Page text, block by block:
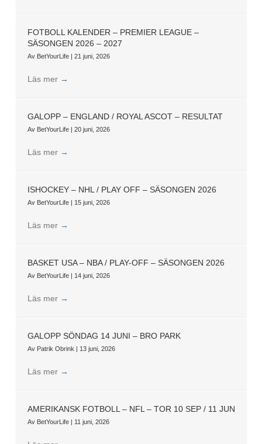
FOTBOLL KALENDER – PREMIER LEAGUE –
SÄSONGEN 2026 – 2027
Av BetYourLife | 21 juni, 2026
Läs mer →
GALOPP – ENGLAND / ROYAL ASCOT – RESULTAT
Av BetYourLife | 20 juni, 2026
Läs mer →
ISHOCKEY – NHL / PLAY OFF – SÄSONGEN 2026
Av BetYourLife | 15 juni, 2026
Läs mer →
BASKET USA – NBA / PLAY-OFF – SÄSONGEN 2026
Av BetYourLife | 14 juni, 2026
Läs mer →
GALOPP SÖNDAG 14 JUNI – BRO PARK
Av Patrik Obrink | 13 juni, 2026
Läs mer →
AMERIKANSK FOTBOLL – NFL – TOR 10 SEP / 11 JUN
Av BetYourLife | 11 juni, 2026